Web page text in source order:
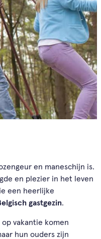
en maneschijn is.
en plezier in het leven
een heerlijke
gastgezin.
vakantie komen
hun ouders zijn